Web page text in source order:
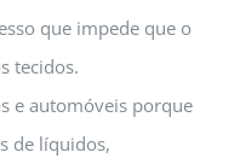
que impede que o
tecidos.
e automóveis porque
de líquidos,